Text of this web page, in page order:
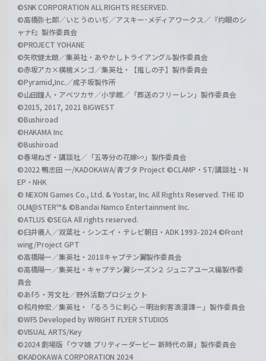
©SNK CORPORATION ALL RIGHTS RESERVED.
©高橋弥七郎／いとうのいぢ／アスキー･メディアワークス／『灼眼のシ
ャナF』製作委員会
©PROJECT YOHANE
©矢吹健太朗／集英社・あやかしトライアングル製作委員会
©赤坂アカ×横槍メンゴ／集英社・【推しの子】製作委員会
©Pyramid,Inc.／成子坂製作所
©山田鐘人・アベツカサ／小学館／「葬送のフリーレン」製作委員会
©2015, 2017, 2021 BIGWEST
©Bushiroad
©HAKAMA Inc
©Bushiroad
©春場ねぎ・講談社／「五等分の花嫁∽」製作委員会
©2022 鴨志田 一/KADOKAWA/青ブタ Project ©CLAMP・ST/講談社・N
EP・NHK
© NEXON Games Co., Ltd. & Yostar, Inc. All Rights Reserved. THE ID
OLM@STER™& ©Bandai Namco Entertainment Inc.
©ATLUS ©SEGA All rights reserved.
©臼井儀人／双葉社・シンエイ・テレビ朝日・ADK 1993-2024 ©Front
wing/Project GPT
©高橋陽一／集英社・2018キャプテン翼製作委員会
©高橋陽一／集英社・キャプテン翼シーズン２ ジュニアユース編製作委
員会
©あfろ・芳文社／野外活動プロジェクト
©和月伸宏／集英社・「るろうに剣心 －明治剣客浪漫譚－」製作委員会
©WFS Developed by WRIGHT FLYER STUDIOS
©VISUAL ARTS/Key
©2024 劇場版「ウマ娘 プリティーダービー 新時代の扉」製作委員会
©KADOKAWA CORPORATION 2024